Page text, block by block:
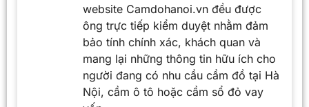
website Camdohanoi.vn đều được
ông trực tiếp kiểm duyệt nhằm đảm
bảo tính chính xác, khách quan và
mang lại những thông tin hữu ích cho
người đang có nhu cầu cầm đồ tại Hà
Nội, cầm ô tô hoặc cầm sổ đỏ vay